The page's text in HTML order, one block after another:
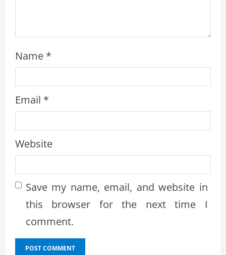
Name *
Email *
Website
Save my name, email, and website in
this browser for the next time I
comment.